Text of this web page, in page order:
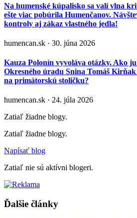
Na humenské kúpalisko sa valí vlna
ešte viac pobúrila Humenčanov.
kontroly aj zákaz vlastného jedla!
humencan.sk · 30. júna 2026
Kauza Polonín vyvoláva otázky. Ako
Okresného úradu Snina Tomáš
na primátorskú stoličku?
humencan.sk · 24. júla 2026
Zatiaľ žiadne blogy.
Zatiaľ žiadne blogy.
Napísať blog
Zatiaľ nie sú aktívni blogeri.
Ďalšie články